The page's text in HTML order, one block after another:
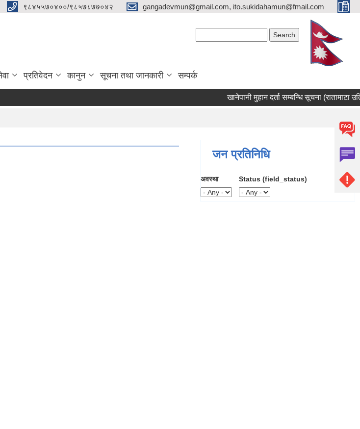
९८४५५७०४००/९८५७८७७०४२ gangadevmun@gmail.com, ito.sukidahamun@fmail.com
प्रतिवेदन कानुन सूचना तथा जानकारी सम्पर्क
खानेपानी मुहान दर्ता सम्बन्धि सूचना (रातामाटा
जन प्रतिनिधि
अवस्था Status (field_status)